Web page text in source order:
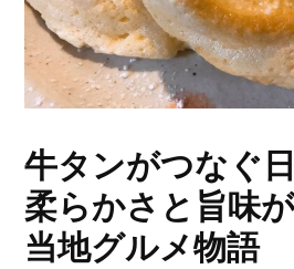
牛タンがつなぐ
柔らかさと旨味
当地グルメ物語